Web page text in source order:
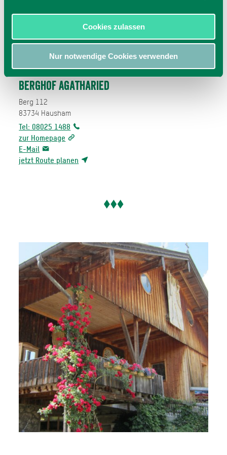
Cookies zulassen
Nur notwendige Cookies verwenden
Berghof Agatharied
Berg 112
83734 Hausham
Tel: 08025 1488
zur Homepage
E-Mail
jetzt Route planen